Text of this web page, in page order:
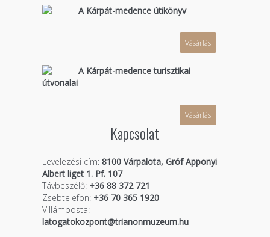
A Kárpát-medence útikönyv
Vásárlás
A Kárpát-medence turisztikai
útvonalai
Vásárlás
Kapcsolat
Levelezési cím: 8100 Várpalota, Gróf Apponyi
Albert liget 1. Pf. 107
Távbeszélő:+36 88 372 721
Zsebtelefon:+36 70 365 1920
Villámposta:
latogatokozpont@trianonmuzeum.hu